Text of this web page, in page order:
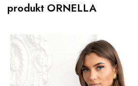
produkt ORNELLA